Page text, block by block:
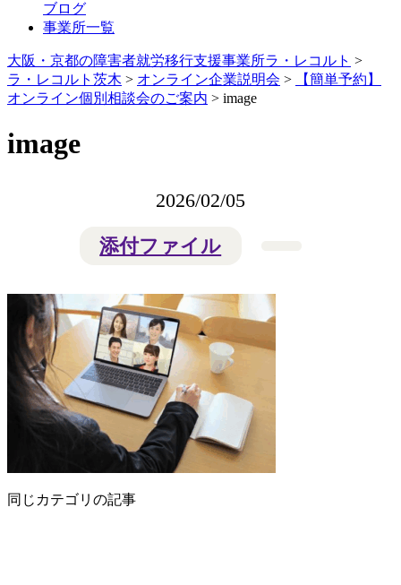
ブログ
事業所一覧
大阪・京都の障害者就労移行支援事業所ラ・レコルト >
ラ・レコルト茨木 > オンライン企業説明会 >
【簡単予約】
オンライン個別相談会のご案内 > image
image
2026/02/05
添付ファイル
同じカテゴリの記事